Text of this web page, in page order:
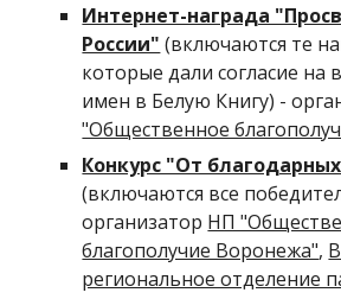
Интернет-награда
России" (включаются те
которые дали согласие на
имен в Белую Книгу) -
"Общественное
Конкурс "От
(включаются все
организатор НП
благополучие Воронежа",
региональное отделение